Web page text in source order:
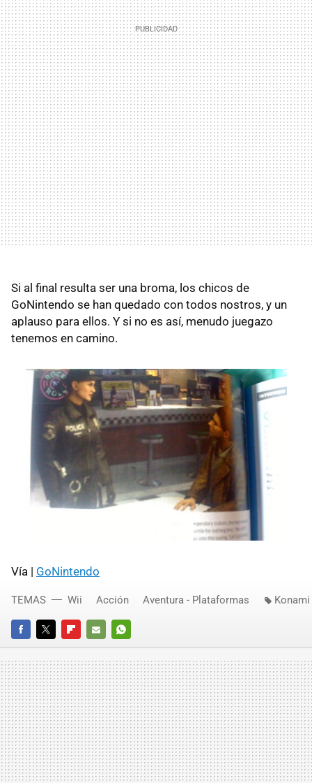
Si al final resulta ser una broma, los chicos de
GoNintendo se han quedado con todos nostros, y un
aplauso para ellos. Y si no es así, menudo juegazo
tenemos en camino.
Vía | GoNintendo
FACEBOOKTWITTERFLIPBOARD
E-
MAIL
WHATSAPP
TEMAS Wii Acción Aventura - Plataformas Konami